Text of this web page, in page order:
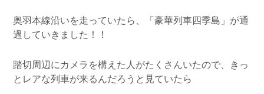
奥羽本線沿いを走っていたら、「豪華列車四季島」が通
過していきました！！
踏切周辺にカメラを構えた人がたくさんいたので、きっ
とレアな列車が来るんだろうと見ていたら